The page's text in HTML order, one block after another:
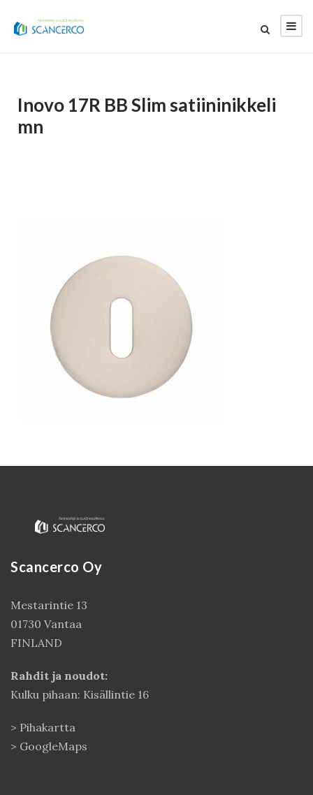
Inovo 17R BB Slim satiininikkeli
mn
Scancerco Oy
Mestarintie 13
01730 Vantaa
FINLAND
Rahdit ja noudot:
Kulku pihaan: Kisällintie 16
> Pihakartta
> GoogleMaps